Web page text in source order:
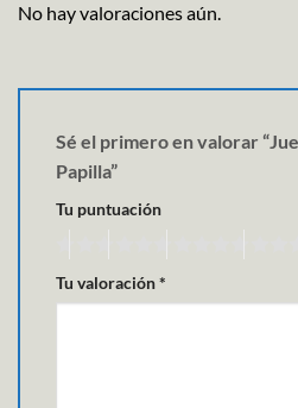
No hay valoraciones aún.
Sé el primero en valorar
Papilla”
Tu puntuación
Tu valoración*